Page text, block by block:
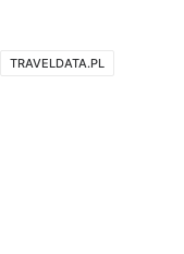
TRAVELDATA.PL